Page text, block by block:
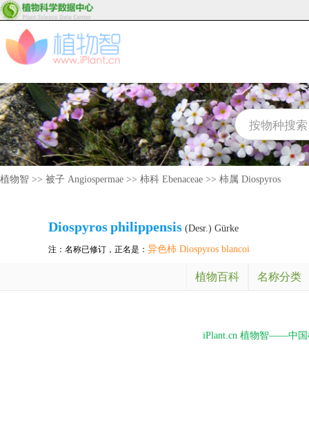
植物智 >> 被子 Angiospermae >> 柿科 Ebenaceae >> 柿属 Diospyros
Diospyrosphilippensis (Desr.) Gürke
注：名称已修订，正名是： 异色柿 Diospyros blancoi
植物百科 名称分类
iPlant.cn 植物智——中国